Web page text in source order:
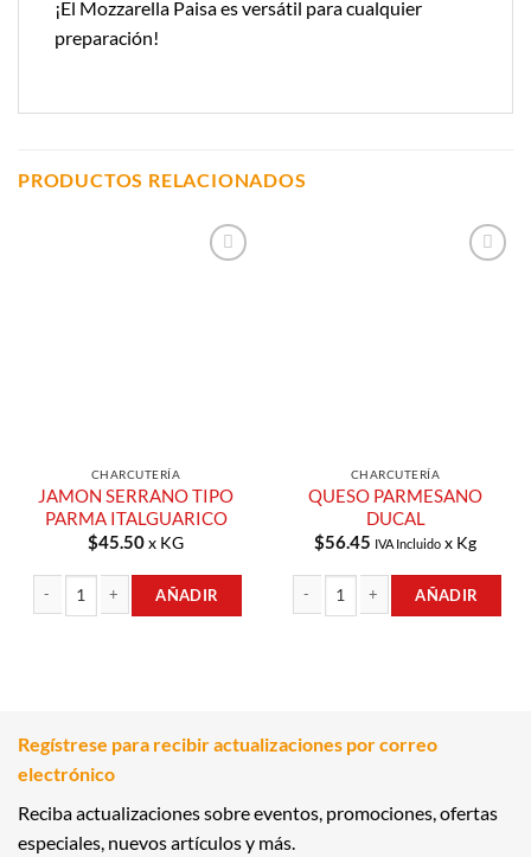
¡El Mozzarella Paisa es versátil para cualquier
preparación!
PRODUCTOS RELACIONADOS
CHARCUTERÍA
JAMON SERRANO TIPO
PARMA ITALGUARICO
$45.50x KG
AÑADIR
CHARCUTERÍA
QUESO PARMESANO
DUCAL
$56.45 IVA Incluido x Kg
AÑADIR
Regístrese para recibir actualizaciones por correo
electrónico
Reciba actualizaciones sobre eventos, promociones, ofertas
especiales, nuevos artículos y más.